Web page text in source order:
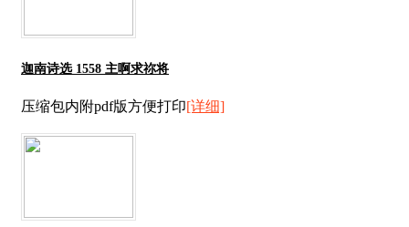
迦南诗选 1558 主啊求祢将
压缩包内附pdf版方便打印[详细]